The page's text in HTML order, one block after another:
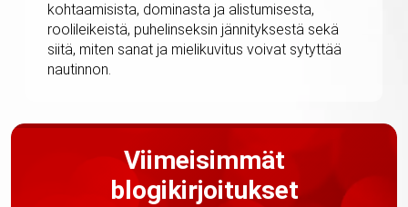
kohtaamisista, dominasta ja alistumisesta,
roolileikeistä, puhelinseksin jännityksestä sekä
siitä, miten sanat ja mielikuvitus voivat sytyttää
nautinnon.
Viimeisimmät
blogikirjoitukset